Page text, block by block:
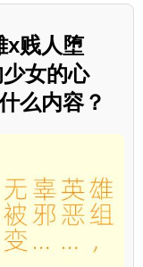
x贱人堕
女的心
么内容？